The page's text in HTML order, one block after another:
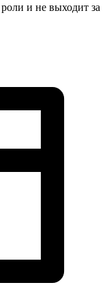
и не выходит за